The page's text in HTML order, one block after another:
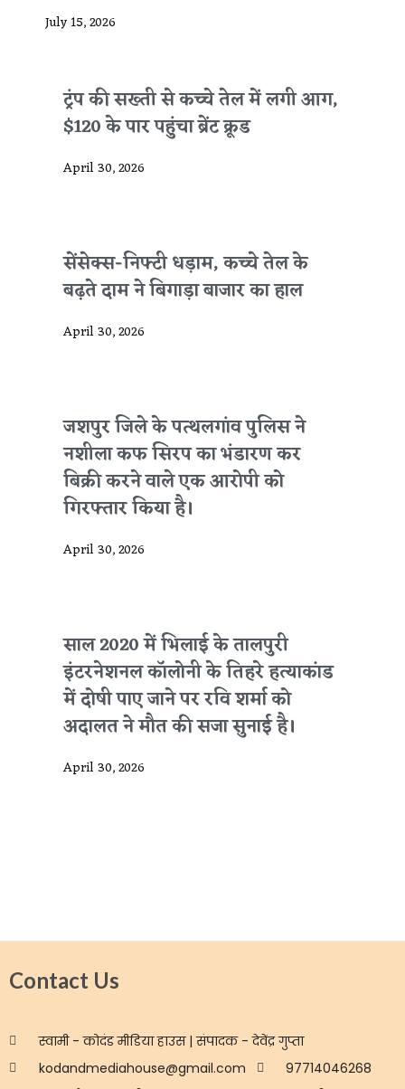
July 15, 2026
ट्रंप की सख्ती से कच्चे तेल में लगी आग,
$120 के पार पहुंचा ब्रेंट क्रूड
April 30, 2026
सेंसेक्स-निफ्टी धड़ाम, कच्चे तेल के
बढ़ते दाम ने बिगाड़ा बाजार का हाल
April 30, 2026
जशपुर जिले के पत्थलगांव पुलिस ने
नशीला कफ सिरप का भंडारण कर
बिक्री करने वाले एक आरोपी को
गिरफ्तार किया है।
April 30, 2026
साल 2020 में भिलाई के तालपुरी
इंटरनेशनल कॉलोनी के तिहरे हत्याकांड
में दोषी पाए जाने पर रवि शर्मा को
अदालत ने मौत की सजा सुनाई है।
April 30, 2026
Contact Us
स्वामी - कोदंड मीडिया हाउस | संपादक - देवेंद्र गुप्ता
kodandmediahouse@gmail.com
97714046268